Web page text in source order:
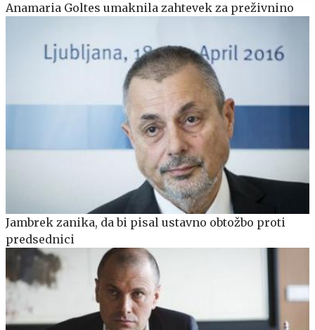
Anamaria Goltes umaknila zahtevek za preživnino
Jambrek zanika, da bi pisal ustavno obtožbo proti
predsednici